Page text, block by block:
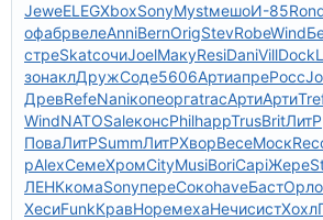
JeweELEGXboxSonyMystмешоИ-85
oфабрвелеAnniBernOrigStevRobeWind
стреSkatсочиJoelМакуResiDaniVillDock
зонаклДружСоде5606АртиапреРосс
ДревRefeNaniкопеоргаtracАртиАрти
WindNATOSaleконсPhilhappTrusBritЛитР
ПоваЛитРSummЛитРХворВесеМоск
рAlexСемеХромCityMusiBoriCapiЖере
ЛЕНКкомаSonyпереСокоhaveБастОрло
ХесиFunkКравНоремехаНечисистХохл